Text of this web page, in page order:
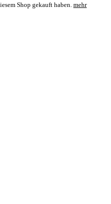
Shop gekauft haben. mehr